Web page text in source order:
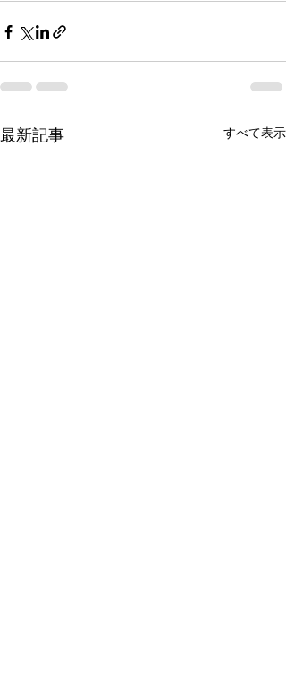
最新記事 すべて表示